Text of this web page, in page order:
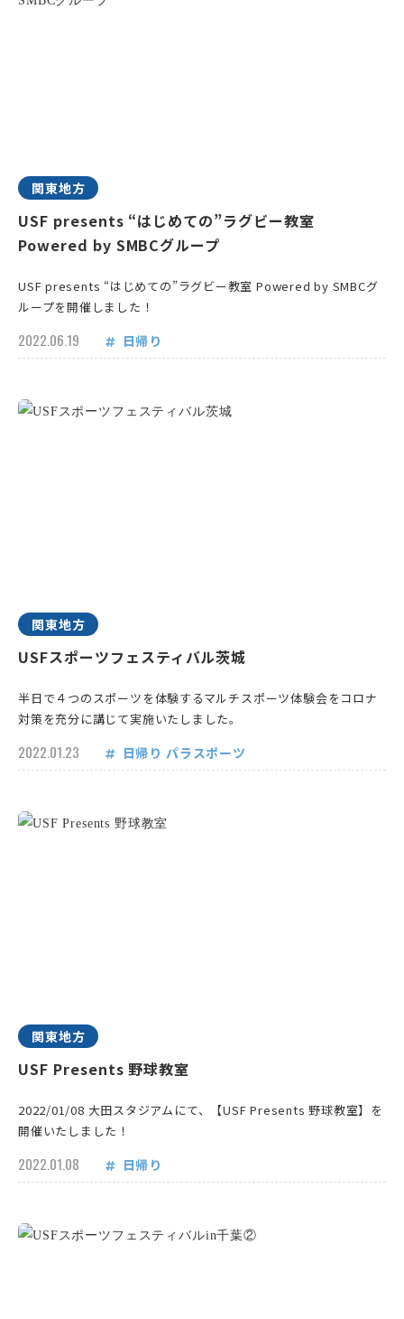
関東地方
USF presents “はじめての”ラグビー教室
Powered by SMBCグループ
USF presents “はじめての”ラグビー教室 Powered by SMBCグ
ループを開催しました！
2022.06.19 日帰り
関東地方
USFスポーツフェスティバル茨城
半日で４つのスポーツを体験するマルチスポーツ体験会をコロナ
対策を充分に講じて実施いたしました。
2022.01.23 日帰り パラスポーツ
関東地方
USF Presents 野球教室
2022/01/08 大田スタジアムにて、【USF Presents 野球教室】を
開催いたしました！
2022.01.08 日帰り